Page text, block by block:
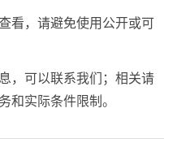
看，请避免使用公开或可
，可以联系我们；相关请
和实际条件限制。